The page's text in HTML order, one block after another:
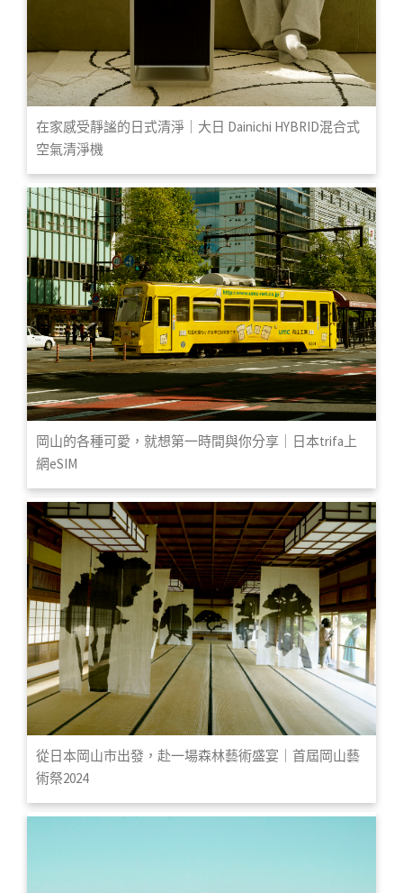
在家感受靜謐的日式清淨｜大日 Dainichi HYBRID混合式
空氣清淨機
岡山的各種可愛，就想第一時間與你分享｜日本trifa上
網eSIM
從日本岡山市出發，赴一場森林藝術盛宴｜首屆岡山藝
術祭2024